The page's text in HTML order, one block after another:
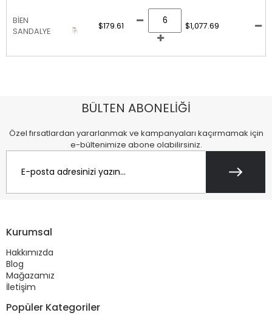
BİEN
SANDALYE
$179.61 $1,077.69
BÜLTEN ABONELİĞİ
Özel fırsatlardan yararlanmak ve kampanyaları kaçırmamak için
e-bültenimize abone olabilirsiniz.
Kurumsal
Hakkımızda
Blog
Mağazamız
İletişim
Popüler Kategoriler